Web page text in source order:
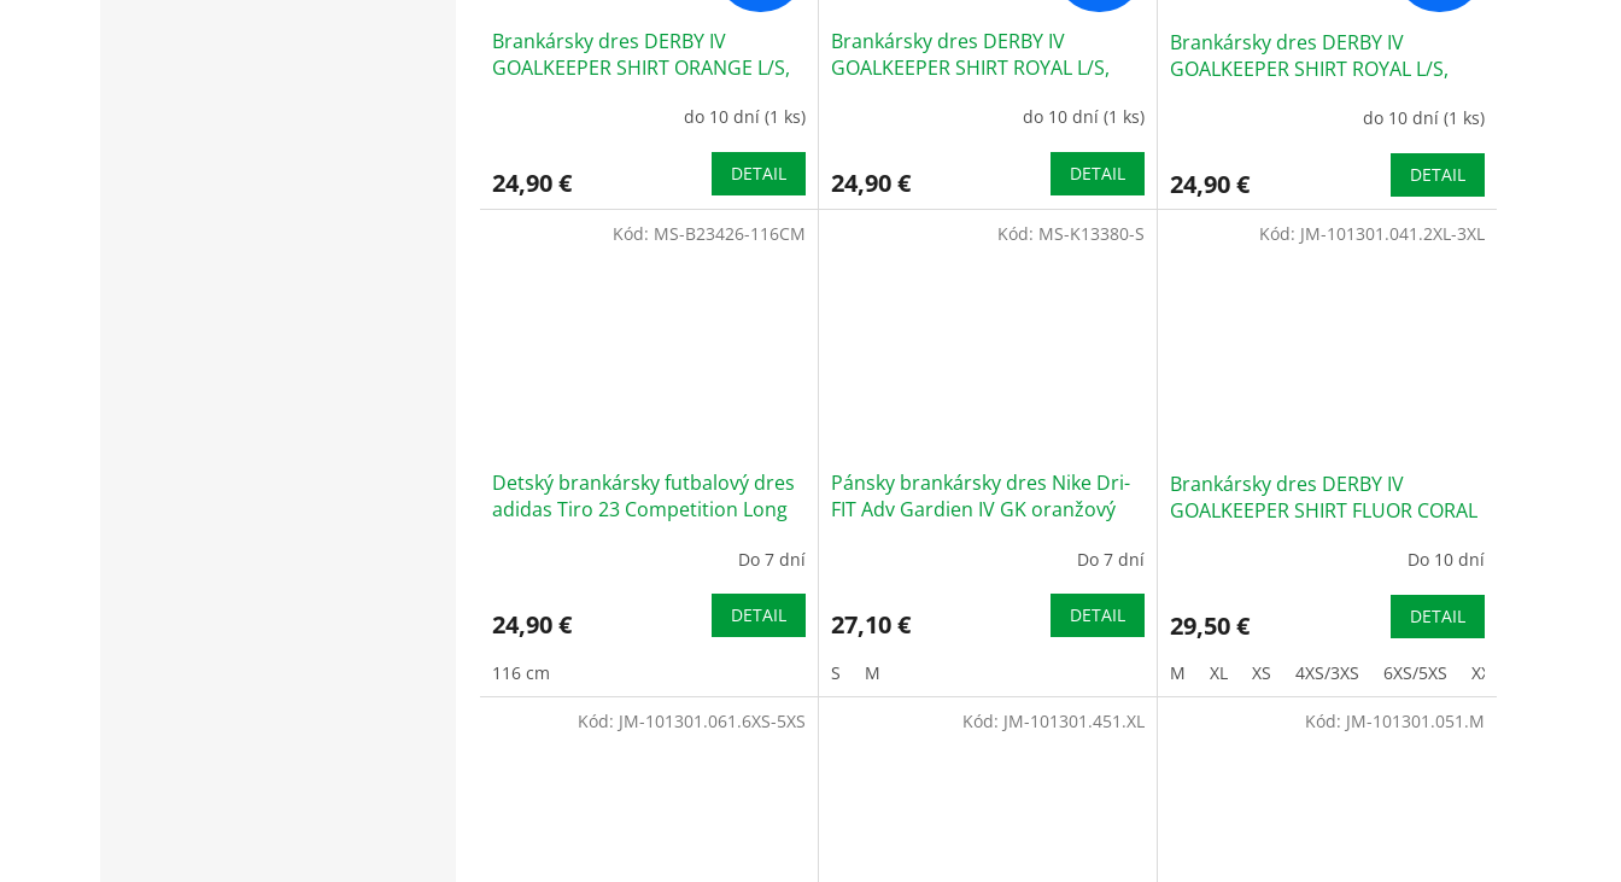
Brankársky dres DERBY IV
GOALKEEPER SHIRT ORANGE L/S,
do 10 dní (1 ks)
24,90 € DETAIL
Brankársky dres DERBY IV
GOALKEEPER SHIRT ROYAL L/S,
do 10 dní (1 ks)
24,90 € DETAIL
Brankársky dres DERBY IV
GOALKEEPER SHIRT ROYAL L/S,
do 10 dní (1 ks)
24,90 € DETAIL
Detský brankársky futbalový dres
adidas Tiro 23 Competition Long
Do 7 dní
24,90 € DETAIL
116 cm
Kód: MS-B23426-116CM
Pánsky brankársky dres Nike Dri-
FIT Adv Gardien IV GK oranžový
Do 7 dní
27,10 € DETAIL
S M
Kód: MS-K13380-S
Brankársky dres DERBY IV
GOALKEEPER SHIRT FLUOR CORAL
Do 10 dní
29,50 € DETAIL
M XL XS 4XS/3XS 6XS/5XS XXL/3XL
Kód: JM-101301.041.2XL-3XL
Kód: JM-101301.061.6XS-5XS Kód: JM-101301.451.XL Kód: JM-101301.051.M